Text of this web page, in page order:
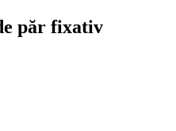
păr fixativ